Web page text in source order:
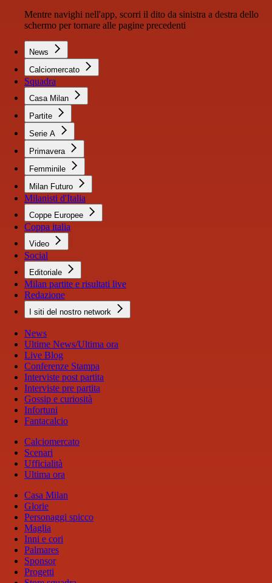
Mentre navighi nell'app, scorri il dito da sinistra a destra dello
schermo per tornare alle pagine precedenti
News
Calciomercato
Squadra
Casa Milan
Partite
Serie A
Primavera
Femminile
Milan Futuro
Milanisti d'Italia
Coppe Europee
Coppa italia
Video
Social
Editoriale
Milan partite e risultati live
Redazione
I siti del nostro network
News
Ultime News/Ultima ora
Live Blog
Conferenze Stampa
Interviste post partita
Interviste pre partita
Gossip e curiosità
Infortuni
Fantacalcio
Calciomercato
Scenari
Ufficialità
Ultima ora
Casa Milan
Glorie
Personaggi spicco
Maglia
Inni e cori
Palmares
Sponsor
Progetti